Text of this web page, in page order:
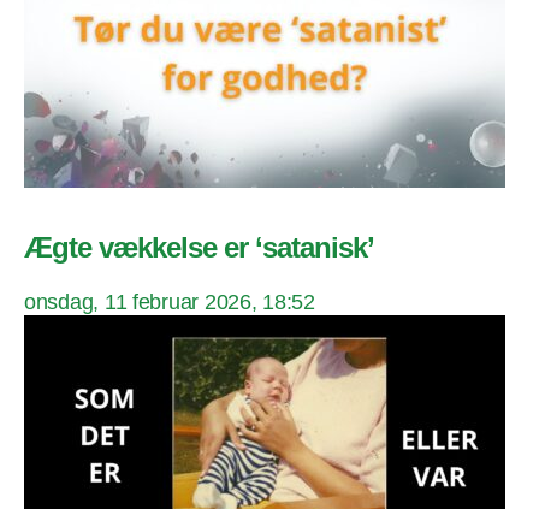
Ægte vækkelse er ‘satanisk’
onsdag, 11 februar 2026, 18:52